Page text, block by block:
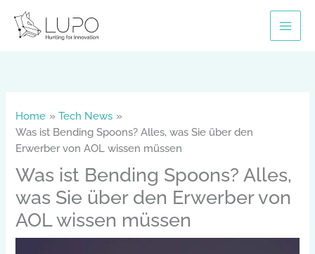
content
Home
Tech News
Was ist Bending Spoons? Alles, was Sie über den
Erwerber von AOL wissen müssen
Was ist Bending Spoons? Alles,
was Sie über den Erwerber von
AOL wissen müssen